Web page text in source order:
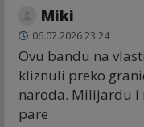
Miki
06.07.2026 23:24
Ovu bandu na
kliznuli preko
naroda. Milijardu i
pare